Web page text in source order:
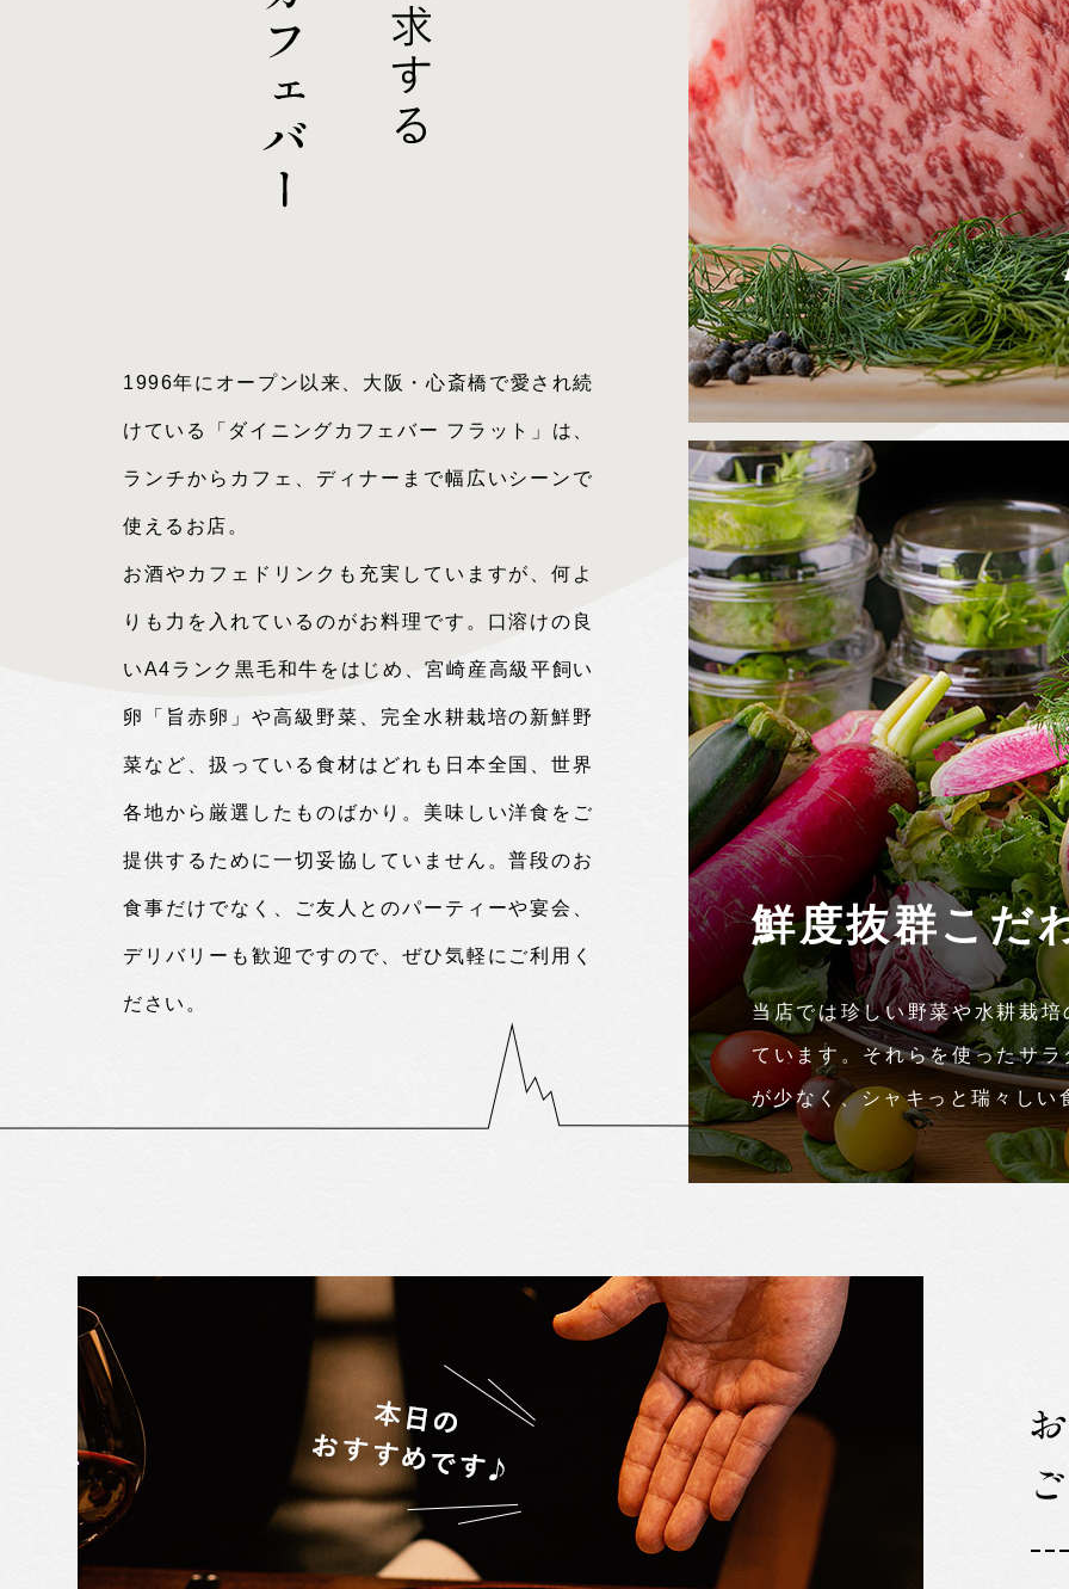
1996年にオープン以来、大阪・心斎橋で愛され続
けている「ダイニングカフェバー フラット」は、
ランチからカフェ、ディナーまで幅広いシーンで
使えるお店。
お酒やカフェドリンクも充実していますが、何よ
りも力を入れているのがお料理です。口溶けの良
いA4ランク黒毛和牛をはじめ、宮崎産高級平飼い
卵「旨赤卵」や高級野菜、完全水耕栽培の新鮮野
菜など、扱っている食材はどれも日本全国、世界
各地から厳選したものばかり。美味しい洋食をご
提供するために一切妥協していません。普段のお
食事だけでなく、ご友人とのパーティーや宴会、
デリバリーも歓迎ですので、ぜひ気軽にご利用く
ださい。
鮮度抜群こだ
当店では珍しい野菜や水耕栽
ています。それらを使ったサ
が少なく、シャキっと瑞々し